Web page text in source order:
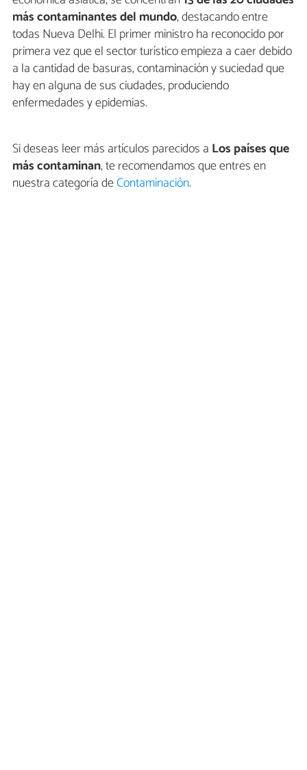
más contaminantes del mundo, destacando entre
todas Nueva Delhi. El primer ministro ha reconocido por
primera vez que el sector turístico empieza a caer debido
a la cantidad de basuras, contaminación y suciedad que
hay en alguna de sus ciudades, produciendo
enfermedades y epidemias.
Si deseas leer más artículos parecidos a Los países que
más contaminan, te recomendamos que entres en
nuestra categoría deContaminación.